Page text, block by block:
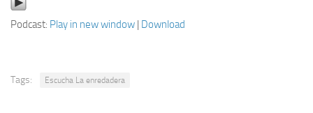
Podcast: Play in new window | Download
Tags: Escucha La enredadera